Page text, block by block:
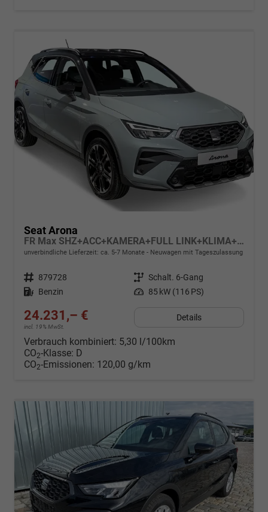
Seat Arona
FR Max SHZ+ACC+KAMERA+FULL LINK+KLIMA+KESSY+LED+16" ALU
unverbindliche Lieferzeit: ca. 5-7 Monate Neuwagen mit Tageszulassung
Fahrzeugnr. 879728 Getriebe Schalt. 6-Gang
Kraftstoff Benzin Leistung 85 kW (116 PS)
24.231,– €
incl. 19% MwSt.
Details
Verbrauch kombiniert: 5,30 l/100km
CO2-Klasse: D
CO2-Emissionen: 120,00 g/km